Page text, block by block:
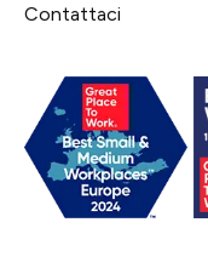
Contattaci